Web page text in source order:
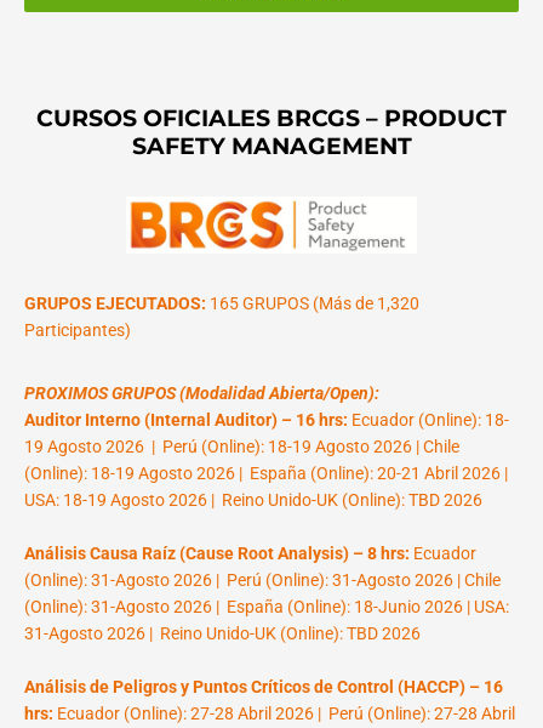
CURSOS OFICIALES BRCGS – PRODUCT
SAFETY MANAGEMENT
GRUPOS EJECUTADOS: 165 GRUPOS (Más de 1,320
Participantes)
PROXIMOS GRUPOS (Modalidad Abierta/Open):
Auditor Interno (Internal Auditor) – 16 hrs: Ecuador (Online): 18-
19 Agosto 2026 | Perú (Online): 18-19 Agosto 2026 | Chile
(Online): 18-19 Agosto 2026 | España (Online): 20-21 Abril 2026 |
USA: 18-19 Agosto 2026 | Reino Unido-UK (Online): TBD 2026
Análisis Causa Raíz (Cause Root Analysis) – 8 hrs: Ecuador
(Online): 31-Agosto 2026 | Perú (Online): 31-Agosto 2026 | Chile
(Online): 31-Agosto 2026 | España (Online): 18-Junio 2026 | USA:
31-Agosto 2026 | Reino Unido-UK (Online): TBD 2026
Análisis de Peligros y Puntos Críticos de Control (HACCP) – 16
hrs: Ecuador (Online): 27-28 Abril 2026 | Perú (Online): 27-28 Abril